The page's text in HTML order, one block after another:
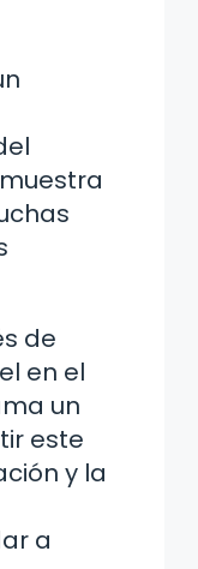
de
en el
un
este
y la
a